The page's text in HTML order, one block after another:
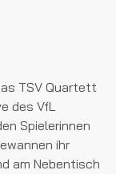
TSV Quartett
des VfL
Spielerinnen
ihr
am Nebentisch